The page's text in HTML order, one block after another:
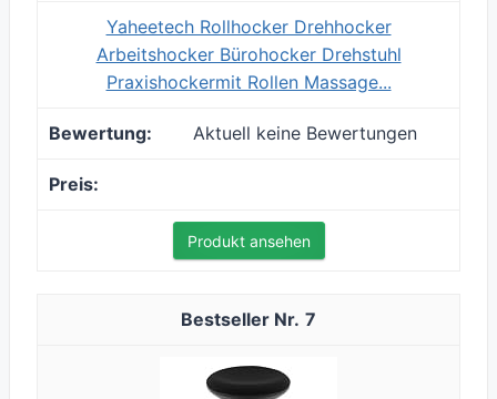
Yaheetech Rollhocker Drehhocker
Arbeitshocker Bürohocker Drehstuhl
Praxishockermit Rollen Massage...
Aktuell keine Bewertungen
Produkt ansehen
7